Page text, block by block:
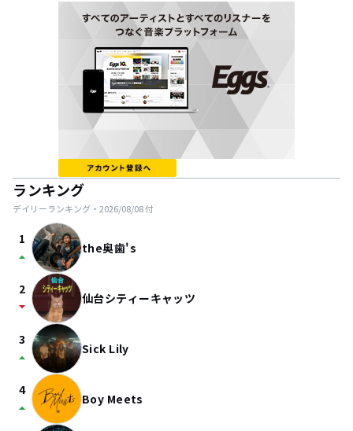
ランキング
デイリーランキング・ 2026/08/08付
1
arrow_drop_up the奥歯's
2
arrow_drop_down 仙台シティーキャッツ
3
arrow_drop_up Sick Lily
4
arrow_drop_up Boy Meets